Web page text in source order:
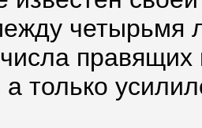
четырьмя
только